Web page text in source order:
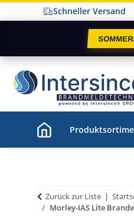
Schneller Versand
Zurück zur Liste
Morley-IAS Lite